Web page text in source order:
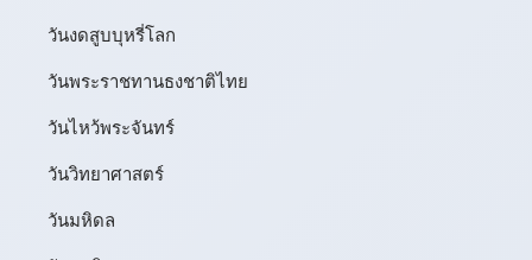
วันงดสูบบุหรี่โลก
วันพระราชทานธงชาติไทย
วันไหว้พระจันทร์​
วันวิทยาศาสตร์
วันมหิดล